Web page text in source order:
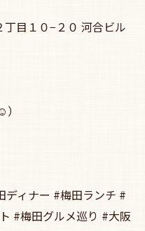
目１０−２０ 河合ビル
ィナー #梅田ランチ #
#梅田グルメ巡り #大阪